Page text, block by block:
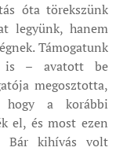
óta törekszünk
legyünk, hanem
Támogatunk
is – avatott be
megosztotta,
a korábbi
el, és most ezen
Bár kihívás volt